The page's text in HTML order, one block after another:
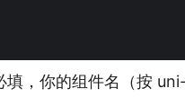
填，你的组件名（按